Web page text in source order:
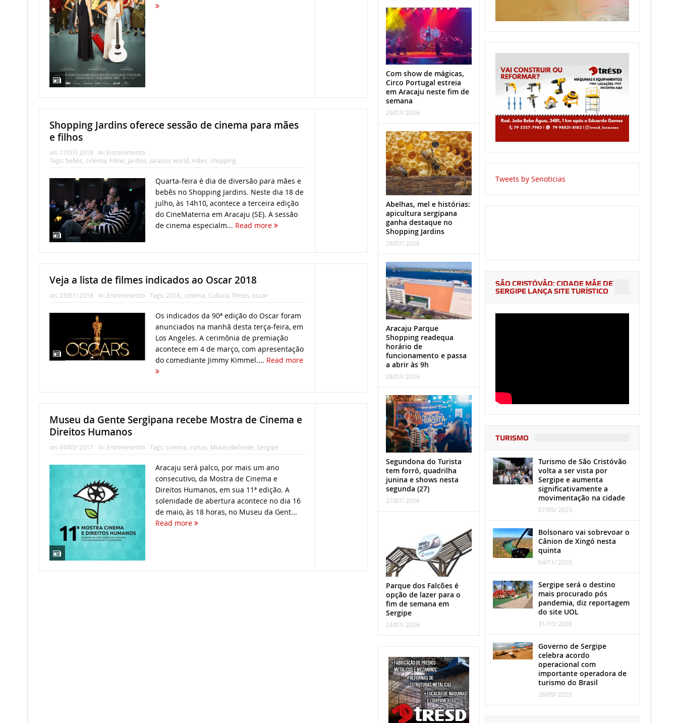
Shopping Jardins oferece sessão de cinema para mães
e filhos
on: 17/07/ 2018 In: Entrenimento
Tags: bebês cinema Filme jardins jurassic world mães shopping
Quarta-feira é dia de diversão para mães e
bebês no Shopping Jardins. Neste dia 18 de
julho, às 14h10, acontece a terceira edição
do CineMaterna em Aracaju (SE). A sessão
de cinema especialm... Read more
Veja a lista de filmes indicados ao Oscar 2018
on: 23/01/ 2018 In: Entrenimento Tags: 2018. cinema Cultura filmes oscar
Os indicados da 90ª edição do Oscar foram
anunciados na manhã desta terça-feira, em
Los Angeles. A cerimônia de premiação
acontece em 4 de março, com apresentação
do comediante Jimmy Kimmel.... Read more
Museu da Gente Sergipana recebe Mostra de Cinema e
Direitos Humanos
on: 04/05/ 2017 In: Entrenimento Tags: cinema curtas MuseudaGente Sergipe
Aracaju será palco, por mais um ano
consecutivo, da Mostra de Cinema e
Direitos Humanos, em sua 11ª edição. A
solenidade de abertura acontece no dia 16
de maio, às 18 horas, no Museu da Gent...
Read more
Com show de mágicas,
Circo Portugal estreia
em Aracaju neste fim de
semana
29/07/ 2026
Abelhas, mel e histórias:
apicultura sergipana
ganha destaque no
Shopping Jardins
28/07/ 2026
Aracaju Parque
Shopping readequa
horário de
funcionamento e passa
a abrir às 9h
28/07/ 2026
Segundona do Turista
tem forró, quadrilha
junina e shows nesta
segunda (27)
27/07/ 2026
Parque dos Falcões é
opção de lazer para o
fim de semana em
Sergipe
24/07/ 2026
Tweets by Senoticias
SÃO CRISTÓVÃO: CIDADE MÃE DE
SERGIPE LANÇA SITE TURÍSTICO
TURISMO
Turismo de São Cristóvão
volta a ser vista por
Sergipe e aumenta
significativamente a
movimentação na cidade
07/05/ 2025
Bolsonaro vai sobrevoar o
Cânion de Xingó nesta
quinta
04/11/ 2020
Sergipe será o destino
mais procurado pós
pandemia, diz reportagem
do site UOL
31/10/ 2020
Governo de Sergipe
celebra acordo
operacional com
importante operadora de
turismo do Brasil
28/09/ 2020